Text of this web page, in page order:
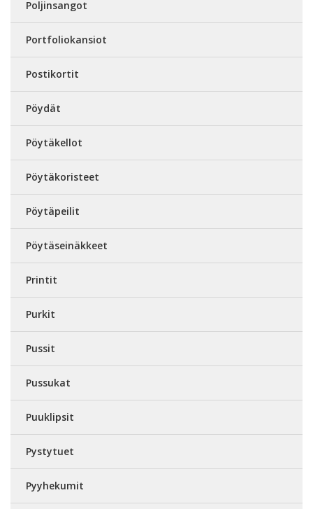
Poljinsangot
Portfoliokansiot
Postikortit
Pöydät
Pöytäkellot
Pöytäkoristeet
Pöytäpeilit
Pöytäseinäkkeet
Printit
Purkit
Pussit
Pussukat
Puuklipsit
Pystytuet
Pyyhekumit